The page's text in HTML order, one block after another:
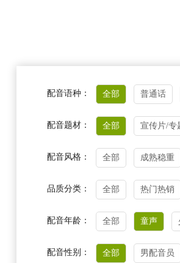
配音语种： 全部 普通话
配音题材： 全部 宣传片/专
配音风格： 全部 成熟稳重
品质分类： 全部 热门热销
配音年龄： 全部 童声
配音性别： 全部 男配音员